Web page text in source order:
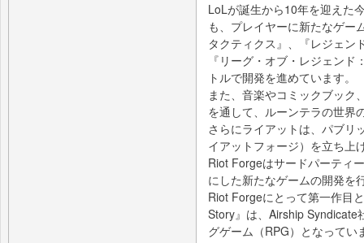
LoLが誕生から10年を迎えた
も、プレイヤーに新たなゲー
タクティクス』、『レジェン
『リーグ・オブ・レジェン
トルで開発を進めています。
また、音楽やコミックブック
を通して、ルーンテラの世界
さらにライアットは、パブリ
イアットフォージ）を立ち上
Riot Forgeはサードパーティ
にした新たなゲームの開発を
Riot Forgeにとって第一作目
Story』は、Airship Syndicate
グゲーム（RPG）となってい